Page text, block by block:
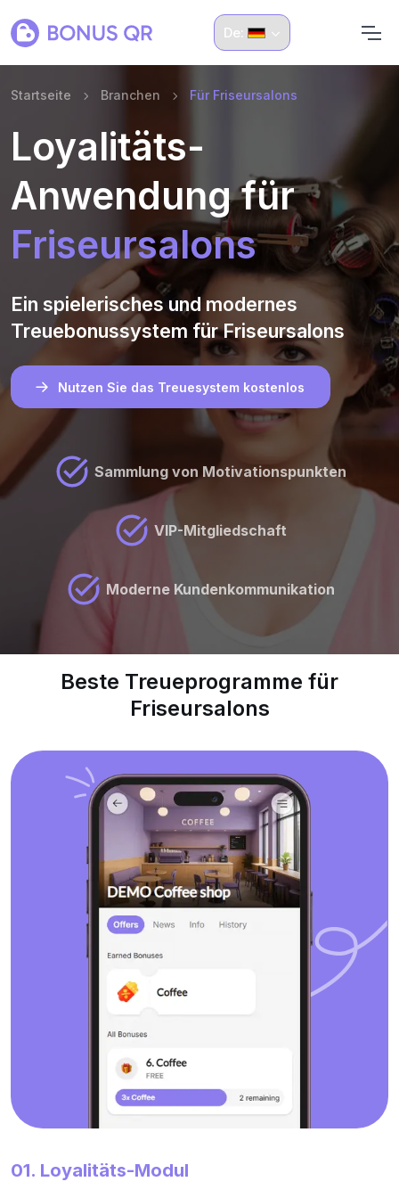
De:
Startseite Branchen Für Friseursalons
Loyalitäts-
Anwendung für
Friseursalons
Ein spielerisches und modernes
Treuebonussystem für Friseursalons
Nutzen Sie das Treuesystem kostenlos
Sammlung von Motivationspunkten
VIP-Mitgliedschaft
Moderne Kundenkommunikation
Beste Treueprogramme für
Friseursalons
01. Loyalitäts-Modul